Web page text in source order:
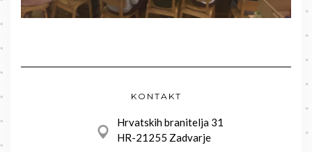
KONTAKT
Hrvatskih branitelja 31
HR-21255 Zadvarje